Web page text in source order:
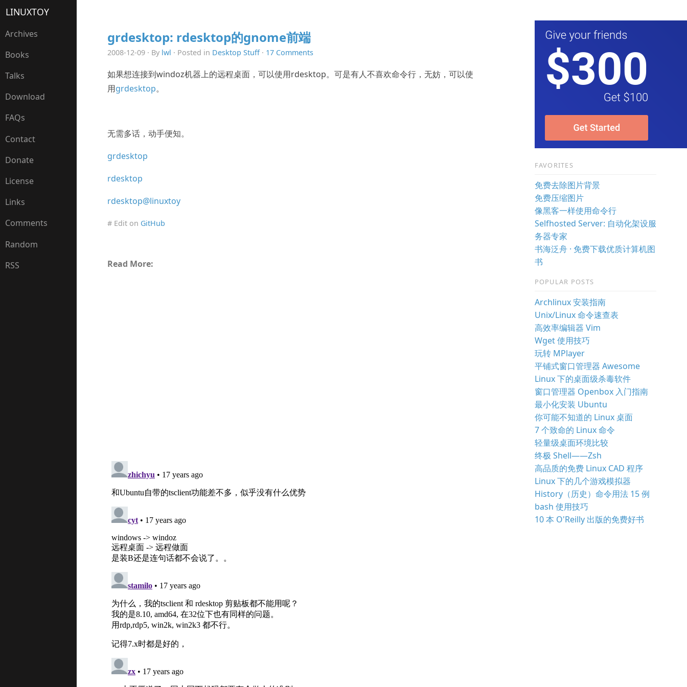
LINUXTOY
Archives
Books
Talks
Download
FAQs
Contact
Donate
License
Links
Comments
Random
RSS
grdesktop: rdesktop的gnome前端
2008-12-09 · By lwl · Posted in Desktop Stuff· 17 Comments
如果想连接到windoz机器上的远程桌面，可以使用rdesktop。可是有人不喜欢命令行，无妨，可以使
用grdesktop。
无需多话，动手便知。
grdesktop
rdesktop
rdesktop@linuxtoy
# Edit on GitHub
Read More:
FAVORITES
免费去除图片背景
免费压缩图片
像黑客一样使用命令行
Selfhosted Server: 自动化架设服
务器专家
书海泛舟 · 免费下载优质计算机图
书
POPULAR POSTS
Archlinux 安装指南
Unix/Linux 命令速查表
高效率编辑器 Vim
Wget 使用技巧
玩转 MPlayer
平铺式窗口管理器 Awesome
Linux 下的桌面级杀毒软件
窗口管理器 Openbox 入门指南
最小化安装 Ubuntu
你可能不知道的 Linux 桌面
7 个致命的 Linux 命令
轻量级桌面环境比较
终极 Shell——Zsh
高品质的免费 Linux CAD 程序
Linux 下的几个游戏模拟器
History（历史）命令用法 15 例
bash 使用技巧
10 本 O'Reilly 出版的免费好书